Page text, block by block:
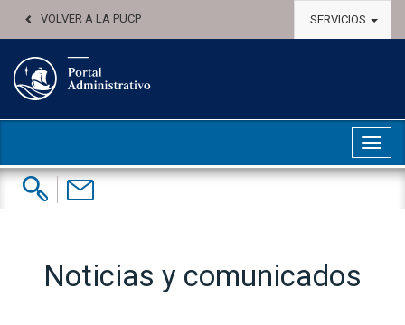
VOLVER A LA PUCP SERVICIOS
Buscar:
Contáctenos
Noticias y comunicados